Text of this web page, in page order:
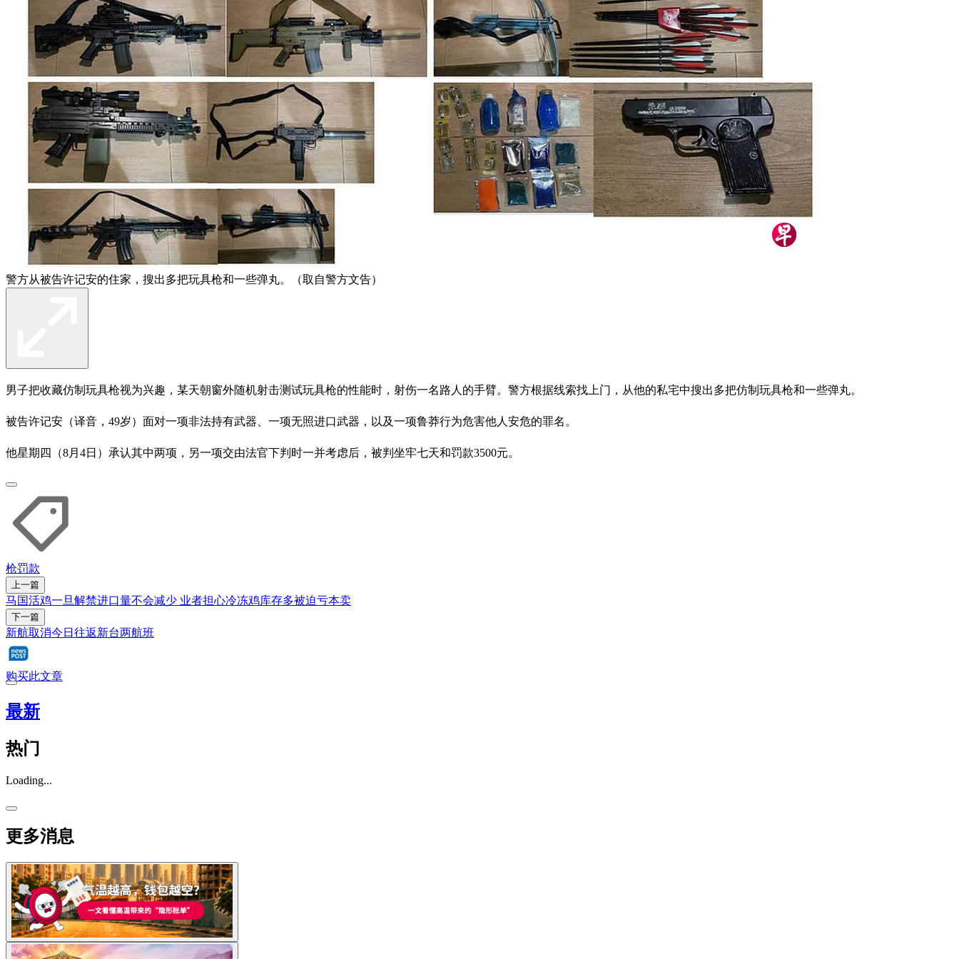
警方从被告许记安的住家，搜出多把玩具枪和一些弹丸。（取自警方文告）
男子把收藏仿制玩具枪视为兴趣，某天朝窗外随机射击测试玩具枪的性能时，射伤一名路人的手臂。警方根据线索找上门，从他的私宅中搜出多把仿制玩具枪和一些弹丸。
被告许记安（译音，49岁）面对一项非法持有武器、一项无照进口武器，以及一项鲁莽行为危害他人安危的罪名。
他星期四（8月4日）承认其中两项，另一项交由法官下判时一并考虑后，被判坐牢七天和罚款3500元。
枪罚款
上一篇
马国活鸡一旦解禁进口量不会减少 业者担心冷冻鸡库存多被迫亏本卖
下一篇
新航取消今日往返新台两航班
购买此文章
最新
热门
Loading...
更多消息